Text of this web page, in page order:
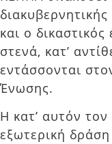
και ο δικαστικός
στενά, κατ’
εντάσσονται
Ένωσης.
Η κατ’ αυτόν
εξωτερική